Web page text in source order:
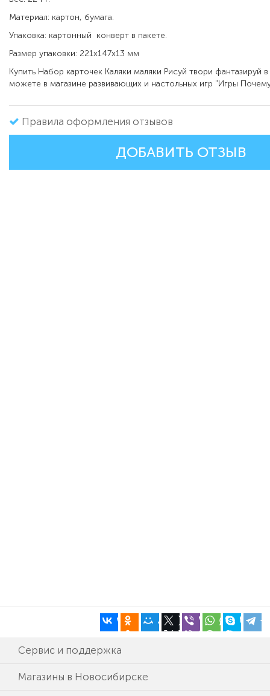
Материал: картон, бумага.
Упаковка: картонный конверт в пакете.
Размер упаковки: 221x147х13 мм
Купить Набор карточек Каляки маляки Рисуй твори фантазируй
можете в магазине развивающих и настольных игр "Игры
Правила оформления отзывов
ДОБАВИТЬ ОТЗЫВ
Сервис и поддержка
Магазины в Новосибирске